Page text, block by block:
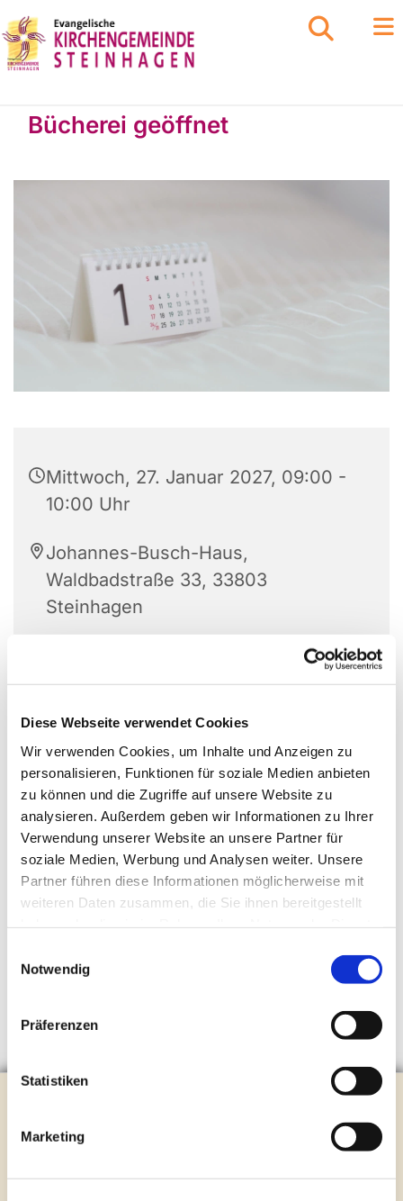
Diese Webseite verwendet Cookies
Wir verwenden Cookies, um Inhalte und Anzeigen zu
personalisieren, Funktionen für soziale Medien anbieten
zu können und die Zugriffe auf unsere Website zu
analysieren. Außerdem geben wir Informationen zu Ihrer
Verwendung unserer Website an unsere Partner für
soziale Medien, Werbung und Analysen weiter. Unsere
Partner führen diese Informationen möglicherweise mit
weiteren Daten zusammen, die Sie ihnen bereitgestellt
Notwendig
Präferenzen
Statistiken
Marketing
Bücherei geöffnet
Mittwoch, 27. Januar 2027, 09:00 -
10:00 Uhr
Johannes-Busch-Haus,
Waldbadstraße 33, 33803
Steinhagen
Tel.:0 52 04 / 36 28
Newsletter abonnieren